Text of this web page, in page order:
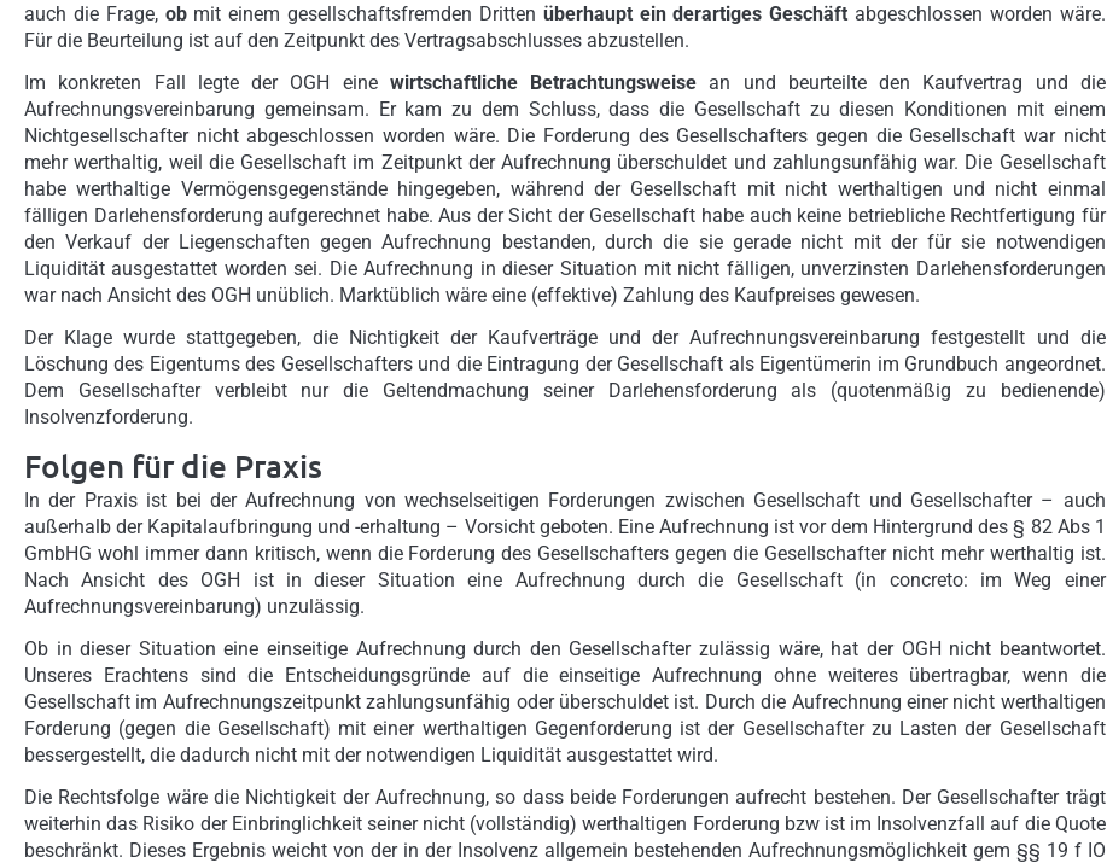
auch die Frage, obmit einem gesellschaftsfremden Dritten überhaupt ein derartiges Geschäft abgeschlossen worden wäre.
Für die Beurteilung ist auf den Zeitpunkt des Vertragsabschlusses abzustellen.
Im konkreten Fall legte der OGH eine wirtschaftliche Betrachtungsweise an und beurteilte den Kaufvertrag und die
Aufrechnungsvereinbarung gemeinsam. Er kam zu dem Schluss, dass die Gesellschaft zu diesen Konditionen mit einem
Nichtgesellschafter nicht abgeschlossen worden wäre. Die Forderung des Gesellschafters gegen die Gesellschaft war nicht
mehr werthaltig, weil die Gesellschaft im Zeitpunkt der Aufrechnung überschuldet und zahlungsunfähig war. Die Gesellschaft
habe werthaltige Vermögensgegenstände hingegeben, während der Gesellschaft mit nicht werthaltigen und nicht einmal
fälligen Darlehensforderung aufgerechnet habe. Aus der Sicht der Gesellschaft habe auch keine betriebliche Rechtfertigung für
den Verkauf der Liegenschaften gegen Aufrechnung bestanden, durch die sie gerade nicht mit der für sie notwendigen
Liquidität ausgestattet worden sei. Die Aufrechnung in dieser Situation mit nicht fälligen, unverzinsten Darlehensforderungen
war nach Ansicht des OGH unüblich. Marktüblich wäre eine (effektive) Zahlung des Kaufpreises gewesen.
Der Klage wurde stattgegeben, die Nichtigkeit der Kaufverträge und der Aufrechnungsvereinbarung festgestellt und die
Löschung des Eigentums des Gesellschafters und die Eintragung der Gesellschaft als Eigentümerin im Grundbuch angeordnet.
Dem Gesellschafter verbleibt nur die Geltendmachung seiner Darlehensforderung als (quotenmäßig zu bedienende)
Insolvenzforderung.
Folgen für die Praxis
In der Praxis ist bei der Aufrechnung von wechselseitigen Forderungen zwischen Gesellschaft und Gesellschafter – auch
außerhalb der Kapitalaufbringung und -erhaltung – Vorsicht geboten. Eine Aufrechnung ist vor dem Hintergrund des § 82 Abs 1
GmbHG wohl immer dann kritisch, wenn die Forderung des Gesellschafters gegen die Gesellschafter nicht mehr werthaltig ist.
Nach Ansicht des OGH ist in dieser Situation eine Aufrechnung durch die Gesellschaft (in concreto: im Weg einer
Aufrechnungsvereinbarung) unzulässig.
Ob in dieser Situation eine einseitige Aufrechnung durch den Gesellschafter zulässig wäre, hat der OGH nicht beantwortet.
Unseres Erachtens sind die Entscheidungsgründe auf die einseitige Aufrechnung ohne weiteres übertragbar, wenn die
Gesellschaft im Aufrechnungszeitpunkt zahlungsunfähig oder überschuldet ist. Durch die Aufrechnung einer nicht werthaltigen
Forderung (gegen die Gesellschaft) mit einer werthaltigen Gegenforderung ist der Gesellschafter zu Lasten der Gesellschaft
bessergestellt, die dadurch nicht mit der notwendigen Liquidität ausgestattet wird.
Die Rechtsfolge wäre die Nichtigkeit der Aufrechnung, so dass beide Forderungen aufrecht bestehen. Der Gesellschafter trägt
weiterhin das Risiko der Einbringlichkeit seiner nicht (vollständig) werthaltigen Forderung bzw ist im Insolvenzfall auf die Quote
beschränkt. Dieses Ergebnis weicht von der in der Insolvenz allgemein bestehenden Aufrechnungsmöglichkeit gem §§ 19 f IO